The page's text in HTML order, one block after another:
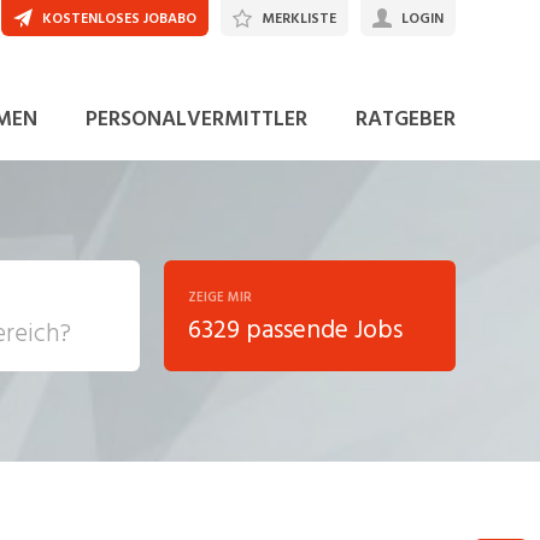
PERSONALVERMITTLER RATGEBER
KOSTENLOSES JOBABO MERKLISTE LOGIN
ZEIGE MIR
6329 passende Jobs
JETZT BEWERBEN